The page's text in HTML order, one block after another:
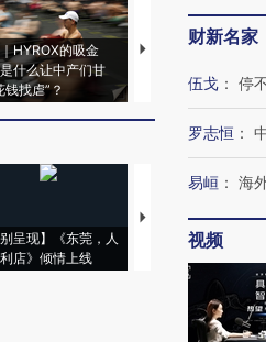
HYROX的吸金
什么让中产们甘
钱找虐”？
马航飞行员跨国走私7
别呈现】《东莞，人
店》倾情上线
【推广】走进第四届
会，让数智科技“链”
财新名家
伍戈 ： 停
罗志恒 ：
易峘 ： 海
视频